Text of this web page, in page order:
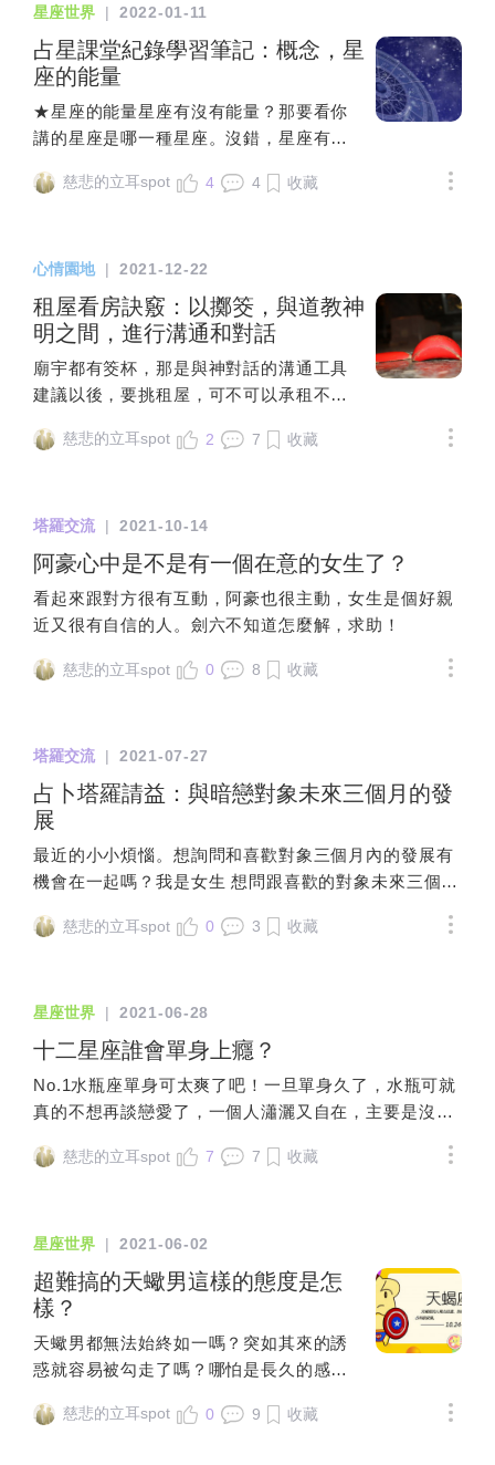
牌的衝動，桌上牌越多，只會讓思緒越混
亂。回到剛剛的1、2點，研究一下有沒有
能切入、熟悉的牌，或是先不要管牌義，
試著說說看數字和元素給自己的總體感
覺。--④先練習「時間之流」、「二選一」
發現三張牌（過去、現在、未來）（問
門者實戰時，好好用三張牌、二擇一，累
意識」牌把整個牌組鋪開後，我會將最左
邊的那一張留下來放在角落，象徵占卜者
的潛意識，這張不是用來解牌，而是了解
占卜者可能連自己也意識不到的心聲，對
這位置抽到宮廷牌，象徵在這問題中，占
占卜者的狀態或和與他的關係決定是否多
說，交淺言深也是蠻要不得的。-------------
-最近收到 Mary K. Greer的《#塔羅逆位
牌》的譯稿，果然是大師之作，旁徵博
引。逆位牌絕非直接與正位牌義相反，而
且解讀沒有一定公式，因此最好對每一張
正位牌深入瞭解後，再延伸擴充。建議初
有認定對方的樣子 而且想快速的行動 整體
是正向發展第二排是問A對B下一步的行動
杯五 寶劍四 月亮 權杖十這時候下一步又突
然失望？ 抽解釋牌是杯六 這有些神奇 B應
該是很喜歡A的 不會讓他吃閉門羹 下一步
的行動卻覺得A好像倍感壓力第三排是問接
下來一個月 整體關係會如何發展命運之輪
權杖四 錢幣王后 權杖六剛剛才倍感壓力 怎
享 謝謝 ～
星座世界 | 2022-01-11
占星課堂紀錄學習筆記：概念，星
座的能量
★星座的能量星座有沒有能量？那要看你
講的星座是哪一種星座。沒錯，星座有兩
星座，也就是晚上你看天上星星，被天文
成某一個東西而命名。這些恆星因為是被
肉眼所見，距離太陽系約4~8000光年，更
遠的恆星我們看不見，更近但沒發光、或
光度不夠的恆星，我們也是看不見。那麼
恆星星座的能量是甚麼？可以拿太陽來對
比，光、重力、量子波（電磁波之類的宇
宙射線，因為光電效應而能夠透過光產生
能量交換），都是這些恆星的能量，但是
堆四散的恆星放在一起，他們之間的距
離，有可能比離地球還遠，因此恆星本身
的能量，無法被統整成某種特殊性質，變
成某個星座的特殊能量，更不可能在人類
星座，也是這種恆星星座，但他們並不是
家、占星家當成那個宮位的稱呼。經過
已經往前離開占星的12星座，而恆星12星
座本身也不具有占星上12星座的特質。所
以印度占星使用恆星星座，那就不能套用
占星12星座的特質去分析，因為他們的能
果恆星星座會對人類有某種強烈的影響，
星星座跨越，為何只說12星座？這就是刻
舟求劍，但舟已前行，自然不是以舟上的
刻痕可以找到掉在海裡的劍。恆星星座是
舟，12星座則是大海的真正位置。PS：光
電效應是愛因斯坦獲得諾貝爾物理獎的學
說，原意是指用高能量的光束打到金屬表
面時，會看到電子從金屬表面脫離。這個
異，然後進行邏輯計算。恆星會發光，因
此能產生一定程度的光電效應，而不發光
的星體則會靠重力、電磁波等量子，來進
行更微弱的光電效應。而為何光電效應可
以印證占星對人類的影響，就要從下面的
道12星座，或稱黃道12宮。黃道是指地球
慈悲的立耳spot 4 4 收藏
心情園地 | 2021-12-22
租屋看房訣竅：以擲筊，與道教神
明之間，進行溝通和對話
廟宇都有筊杯，那是與神對話的溝通工具
建議以後，要挑租屋，可不可以承租不要
兆之類的以你上述租屋之事若要以擲筊，
舉例1.因在廟中，不用問神在不在2.請問神
明，剛去看地址在????的房子考慮要承
租，是否可以向您請示?若不准，問一下，
是否宗教信仰問題？牽涉善惡因果報應的
問題？有這個神明不想跟你說的原因或考
量，所以不准你在此問？或是得找附近哪
家大廟請示，挑出幾家廟，以擲筊，讓神
題？補一個確認筊問這題，例如有鬼，得
找大廟之神，就能處理後承租。或者，你
常拜之廟是哪家要你回去找，得有堅定信
仰不要四處亂拜。也可能讓你知道，還有
哪家廟的神明也願意幫你。又或者要你回
靠山。甚至又或者父母是基督家，得要你
自己做主)各種可能性各擲一筊確認，確認
該廟神明的指揮牽涉善惡因果報應的問
題？補一個確認筊問這題，應該繼續請示
哪一類跟何有關善惡因果報應？准你問才
了，你就謝恩完馬上撤有這個神明不想跟
上撤只有你自己的預設成見，和你自己的
各種理由，會害到你自己至少，神明不會
害你就乖乖的，聽神明的話行事，上述問
完，還是要謝恩，謝恩完，就撤若准，就
在當場，繼續請示下去，若笑，隨便你愛
問不問或者是你很難問到你想要的結果喔
或者是笑得很開心，真的好險，你有先來
問神明可以擲確認筊，請示一下上述，神
慈悲的立耳spot 2 7 收藏
塔羅交流 | 2021-10-14
阿豪心中是不是有一個在意的女生了？
看起來跟對方很有互動，阿豪也很主動，女生是個好親
近又很有自信的人。劍六不知道怎麼解，求助！
慈悲的立耳spot 0 8 收藏
塔羅交流 | 2021-07-27
占卜塔羅請益：與暗戀對象未來三個月的發
展
最近的小小煩惱。想詢問和喜歡對象三個月內的發展有
機會在一起嗎？我是女生 想問跟喜歡的對象未來三個月
朋友的朋友寶劍侍者逆位 聖杯王牌正位 寶劍騎士正位
慈悲的立耳spot 0 3 收藏
星座世界 | 2021-06-28
十二星座誰會單身上癮？
No.1水瓶座單身可太爽了吧！一旦單身久了，水瓶可就
真的不想再談戀愛了，一個人瀟灑又自在，主要是沒人
迫，簡直是神仙生活，而且和任何人曖昧都OK啊。
有意義、更有趣，愛情不是必需品，摩羯沒那麼喜歡在
愛情中體驗新生活。No.3射手座單身最大的好處就是不
用受愛情的苦、不用負另一個人的責，一個人生活很輕
鬆，懶一點沒人嫌棄，賺得多少不會有人指指點點，只
顧著自己一個人快樂就夠了，如果身在愛情中，沒辦法
不去照顧另一個人的生活。No.4雙魚座雙魚座雖然是戀
愛腦，但他被愛情傷害過之後，他真的會愛上單身的感
覺，單身的時間越久他越享受這份自在和快樂，他也知
慈悲的立耳spot 7 7 收藏
星座世界 | 2021-06-02
超難搞的天蠍男這樣的態度是怎
樣？
天蠍男都無法始終如一嗎？突如其來的誘
惑就容易被勾走了嗎？哪怕是長久的感情
慈悲的立耳spot 0 9 收藏